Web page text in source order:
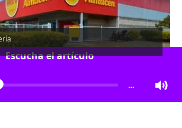
Escucha el artículo
…